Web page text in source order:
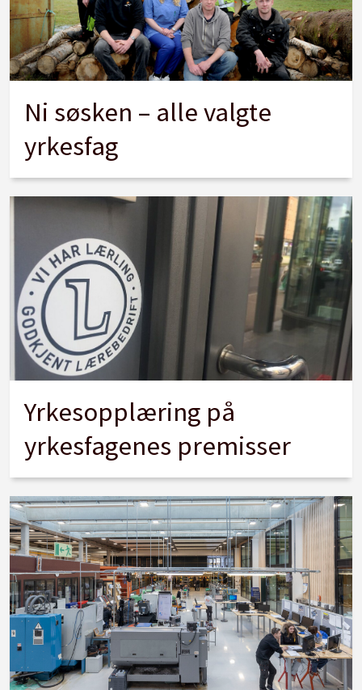
Ni søsken – alle valgte
yrkesfag
Yrkesopplæring på
yrkesfagenes premisser